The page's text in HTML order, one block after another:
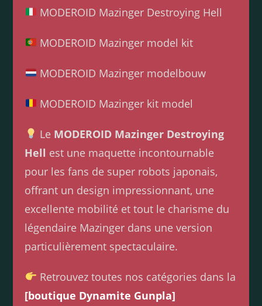
MODEROID Mazinger Destroying Hell
MODEROID Mazinger model kit
MODEROID Mazinger modelbouw
MODEROID Mazinger kit model
Le MODEROID Mazinger Destroying
Hell est une maquette incontournable
pour les fans de super robots japonais,
offrant un design impressionnant, une
excellente mobilité et tout le charisme du
légendaire Mazinger dans une version
particulièrement spectaculaire.
Retrouvez toutes nos catégories dans la
[boutique Dynamite Gunpla]